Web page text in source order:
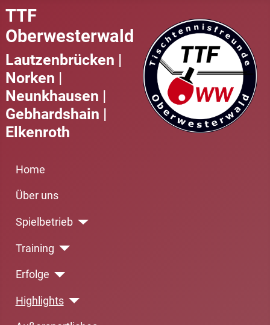
TTF
Oberwesterwald
Lautzenbrücken |
Norken |
Neunkhausen |
Gebhardshain |
Elkenroth
Home
Über uns
Spielbetrieb
Training
Erfolge
Highlights